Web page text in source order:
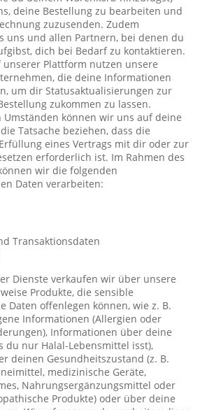
deine Bestellung zu bearbeiten und
zuzusenden. Zudem
uns und allen Partnern, bei denen du
dich bei Bedarf zu kontaktieren.
unserer Plattform nutzen unsere
die deine Informationen
um dir Statusaktualisierungen zur
zukommen zu lassen.
Umständen können wir uns auf deine
Tatsache beziehen, dass die
eines Vertrags mit dir oder zur
erforderlich ist. Im Rahmen des
wir die folgenden
Daten verarbeiten:
Transaktionsdaten
Dienste verkaufen wir über unsere
Produkte, die sensible
Daten offenlegen können, wie z. B.
Informationen (Allergien oder
Informationen über deine
du nur Halal-Lebensmittel isst),
deinen Gesundheitszustand (z. B.
medizinische Geräte,
Nahrungsergänzungsmittel oder
Produkte) oder über deine